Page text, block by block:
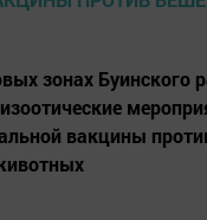
зонах Буинского
вакцины